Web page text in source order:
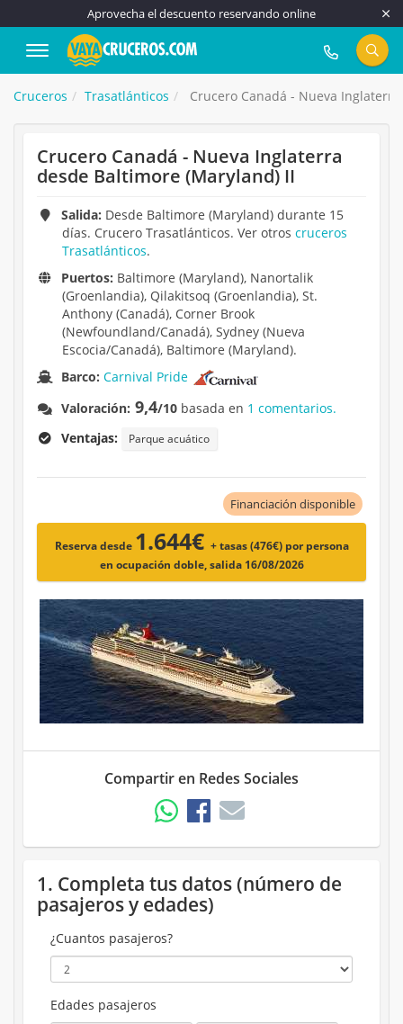
Aprovecha el descuento reservando online
917 815 555
Cruceros Trasatlánticos Crucero Canadá - Nueva
Crucero Canadá - Nueva Inglaterra
desde Baltimore (Maryland) II
Salida: Desde Baltimore (Maryland) durante 15
días. Crucero Trasatlánticos. Ver otros cruceros
Trasatlánticos.
Puertos: Baltimore (Maryland), Nanortalik
(Groenlandia), Qilakitsoq (Groenlandia), St.
Anthony (Canadá), Corner Brook
(Newfoundland/Canadá), Sydney (Nueva
Escocia/Canadá), Baltimore (Maryland).
Barco:Carnival Pride
Valoración: 9,4/10 basada en 1 comentarios.
Ventajas:
Parque acuático
Financiación disponible
Reserva desde 1.644€ + tasas (476€) por persona
en ocupación doble, salida 16/08/2026
Compartir en Redes Sociales
1. Completa tus datos (número de
pasajeros y edades)
¿Cuantos pasajeros?
Edades pasajeros